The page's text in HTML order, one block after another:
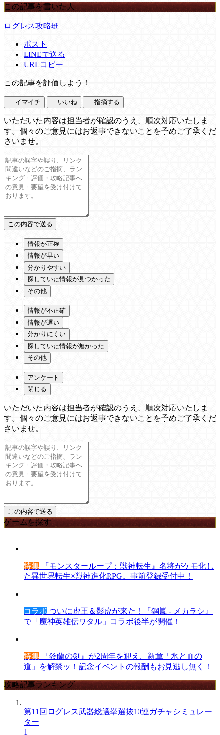
この記事を書いた人
ログレス攻略班
ポスト
LINEで送る
URLコピー
この記事を評価しよう！
イマイチ いいね 指摘する
いただいた内容は担当者が確認のうえ、順次対応いたしま
す。個々のご意見にはお返事できないことを予めご了承くだ
さいませ。
情報が正確
情報が早い
分かりやすい
探していた情報が見つかった
その他
情報が不正確
情報が遅い
分かりにくい
探していた情報が無かった
その他
アンケート
閉じる
いただいた内容は担当者が確認のうえ、順次対応いたしま
す。個々のご意見にはお返事できないことを予めご了承くだ
さいませ。
ゲームを探す
特集 『モンスターループ：獣神転生』名将がケモ化し
た異世界転生×獣神進化RPG。事前登録受付中！
コラボ ついに虎王＆影虎が来た！『鋼嵐 - メカラシ』
で「魔神英雄伝ワタル」コラボ後半が開催！
特集 『鈴蘭の剣』が2周年を迎え、新章「氷と血の
道」を解禁ッ！記念イベントの報酬もお見逃し無く！
攻略記事ランキング
第11回ログレス武器総選挙選抜10連ガチャシミュレー
ター
1